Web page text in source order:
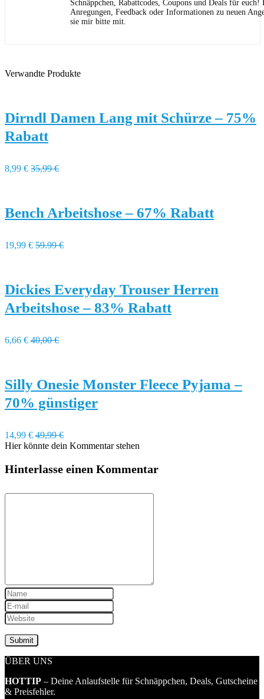
Schnäppchen, Rabattcodes, Coupons und Deals für euch!
Anregungen, Feedback oder Informationen zu neuen
sie mir bitte mit.
Verwandte Produkte
Dirndl Damen Lang mit Schürze – 75%
Rabatt
8,99 € 35,99 €
Bench Arbeitshose – 67% Rabatt
19,99 € 59.99 €
Dickies Everyday Trouser Herren
Arbeitshose – 83% Rabatt
6,66 € 40,00 €
Silly Onesie Monster Fleece Pyjama –
70% günstiger
14,99 € 49,99 €
Hier könnte dein Kommentar stehen
Hinterlasse einen Kommentar
ÜBER UNS
HOTTIP – Deine Anlaufstelle für Schnäppchen, Deals, Gutscheine
& Preisfehler.